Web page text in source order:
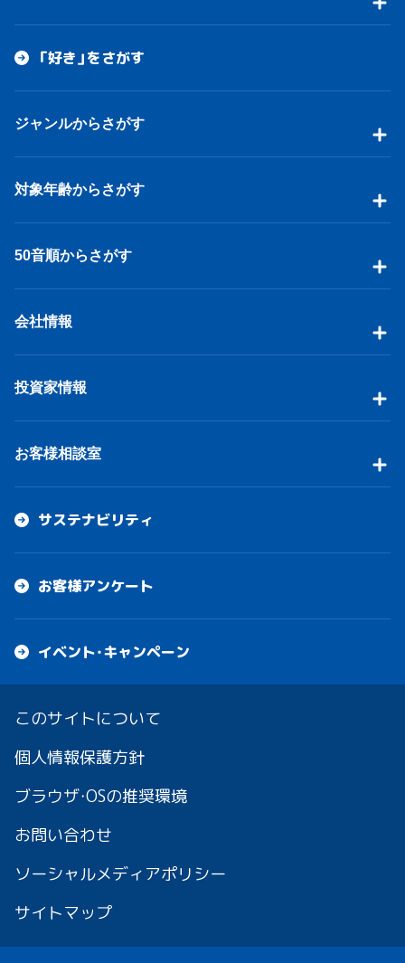
「好き」をさがす
ジャンルからさがす
対象年齢からさがす
50音順からさがす
会社情報
投資家情報
お客様相談室
サステナビリティ
お客様アンケート
イベント・キャンペーン
このサイトについて
個人情報保護方針
ブラウザ・OSの推奨環境
お問い合わせ
ソーシャルメディアポリシー
サイトマップ